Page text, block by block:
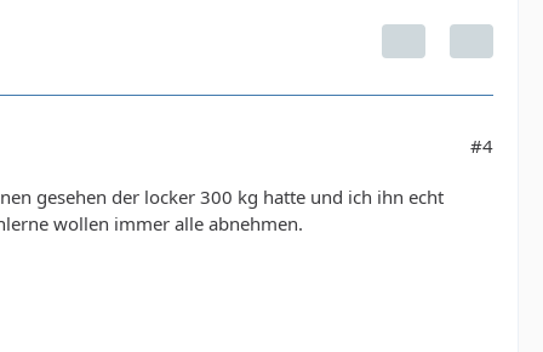
#4
gesehen der locker 300 kg hatte und ich ihn echt
wollen immer alle abnehmen.